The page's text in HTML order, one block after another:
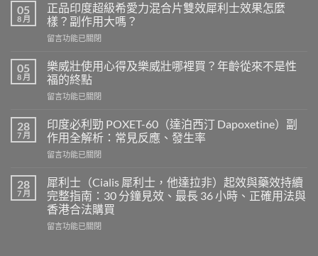
05
8 月
正品印度超級希愛力混合片雙效犀利士效果怎麼
樣？副作用大嗎？
在
品
印
度
超
希
愛
力
混
片
雙
效
利
留言功能已關閉
05
8 月
樂威壯使用心得及樂威壯哪裡買？年齡從來不是性
福的終點
在
威
壯
使
用
得
及
樂
威
壯
留言功能已關閉
28
7 月
印度必利勁 POXET-60（達泊西汀 Dapoxetine）副
作用全解析：常見反應、發生率
在
度
必
利
勁
POXET-
留言功能已關閉
28
7 月
犀利士（Cialis 犀利士，他達拉非）起效與藥效持續
完整指南：30 分鐘見效、最長 36 小時、正確用法與
香港合法購買
在
留言功能已關閉